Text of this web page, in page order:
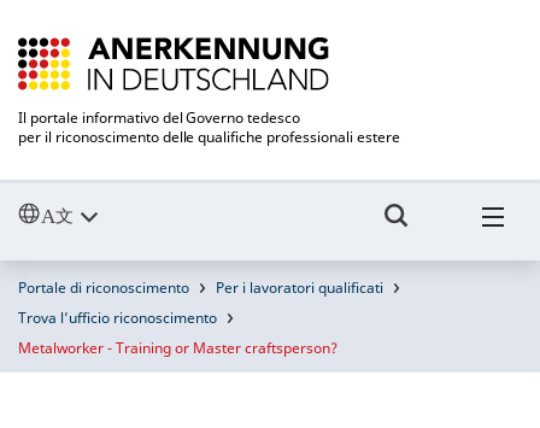
Il portale informativo del Governo tedesco
per il riconoscimento delle qualifiche professionali estere
Portale di riconoscimento
Per i lavoratori qualificati
Trova l’ufficio riconoscimento
Metalworker - Training or Master craftsperson?